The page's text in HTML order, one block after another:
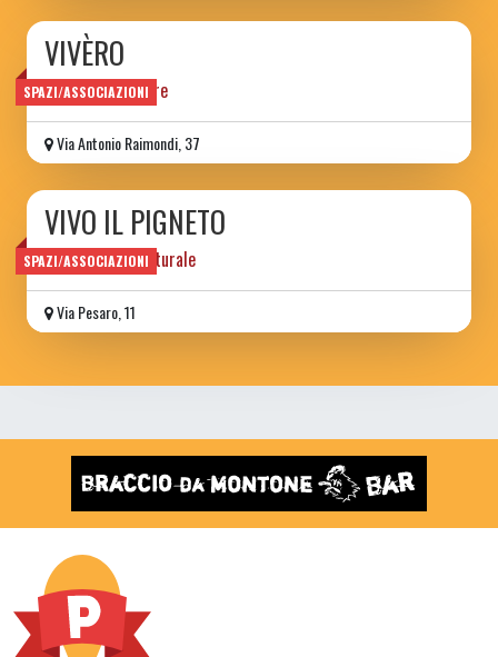
SPAZI/ASSOCIAZIONI
VIVÈRO
luogo di quartiere
Via Antonio Raimondi, 37
SPAZI/ASSOCIAZIONI
VIVO IL PIGNETO
associazione culturale
Via Pesaro, 11